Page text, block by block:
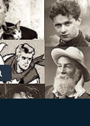
Search